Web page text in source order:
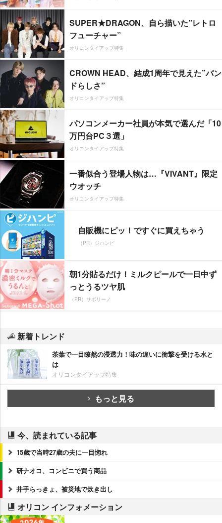
SUPER★DRAGON、自ら描いた”レトロ
フューチャー”
オリコンタイアップ特集
CROWN HEAD、結成1周年で見えた”バン
ドらしさ”
オリコンタイアップ特集
パソコンメーカー社員が本気で選んだ「10
万円台PC３選」
オリコンタイアップ特集
一番似合う登場人物は…『VIVANT』限定
ウオッチ
オリコンタイアップ特集
自販機にピッ！ですぐに買えちゃう
（PR）ジハンピ
朝1分貼るだけ！ミルクピールで一日中ず
っとうるツヤ肌
（PR）サボリーノ
新着トレンド
茶葉で一目瞭然の浸透力！味の違いに衝撃を受ける水と
は
オリコンタイアップ特集
もっと見る
今、読まれている記事
15歳で当時27歳の夫に一目惚れ
研ナオコ、コンビニで買う商品
井手らっきょ、被災地で炊き出し
オリコン インフォメーション